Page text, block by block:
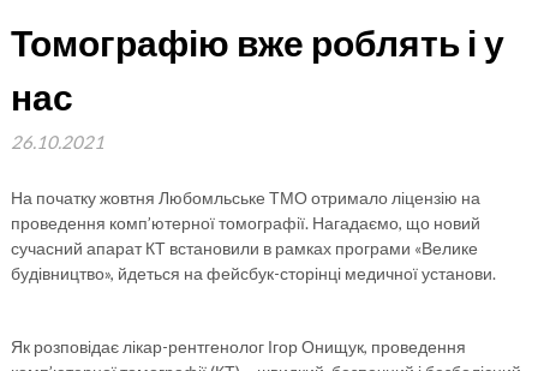
Томографію вже роблять і у
нас
26.10.2021
На початку жовтня Любомльське ТМО отримало ліцензію на
проведення комп’ютерної томографії. Нагадаємо, що новий
сучасний апарат КТ встановили в рамках програми «Велике
будівництво», йдеться на фейсбук-сторінці медичної установи.
Як розповідає лікар-рентгенолог Ігор Онищук, проведення